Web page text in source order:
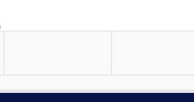
ত্বককে রিজুভিনেট করে।